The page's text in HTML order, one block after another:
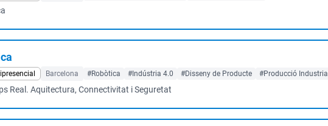
Barcelona #Robòtica #Indústria 4.0 #Disseny de Producte #Producció Industrial
Real. Aquitectura, Connectivitat i Seguretat